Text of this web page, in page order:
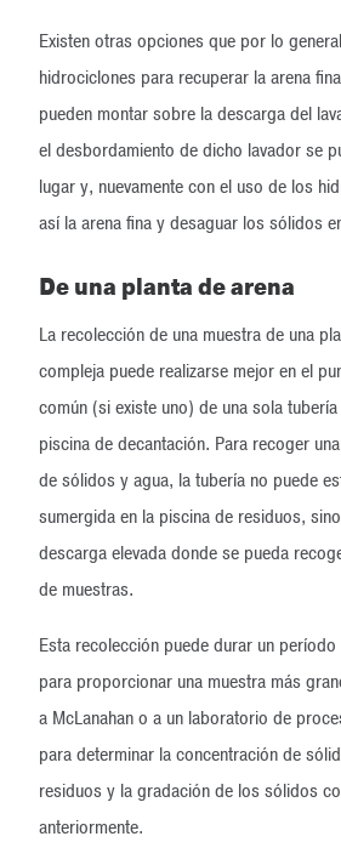
Existen otras opciones que por lo
hidrociclones para recuperar la arena
pueden montar sobre la descarga del
el desbordamiento de dicho lavador se
lugar y, nuevamente con el uso de los
así la arena fina y desaguar los sólidos
De una planta de arena
La recolección de una muestra de una
compleja puede realizarse mejor en el
común (si existe uno) de una sola
piscina de decantación. Para recoger
de sólidos y agua, la tubería no puede
sumergida en la piscina de residuos,
descarga elevada donde se pueda
de muestras.
Esta recolección puede durar un
para proporcionar una muestra más
a McLanahan o a un laboratorio de
para determinar la concentración de
residuos y la gradación de los sólidos
anteriormente.